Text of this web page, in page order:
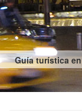
Guía turística